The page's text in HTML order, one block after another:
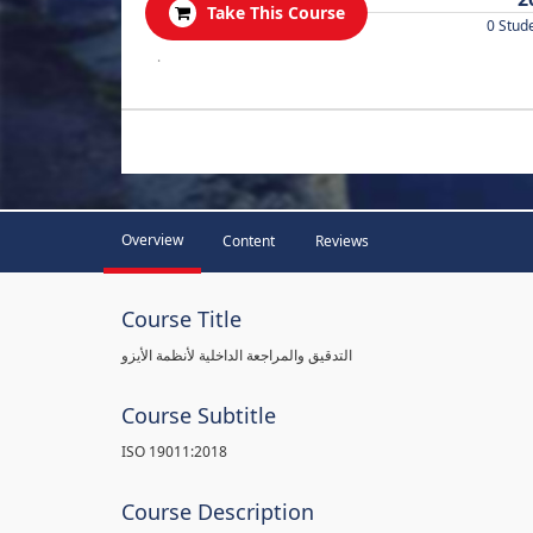
Take This Course
0
.
Overview Content Reviews
Course Title
التدقيق والمراجعة الداخلية لأنظمة الأيزو
Course Subtitle
ISO 19011:2018
Course Description